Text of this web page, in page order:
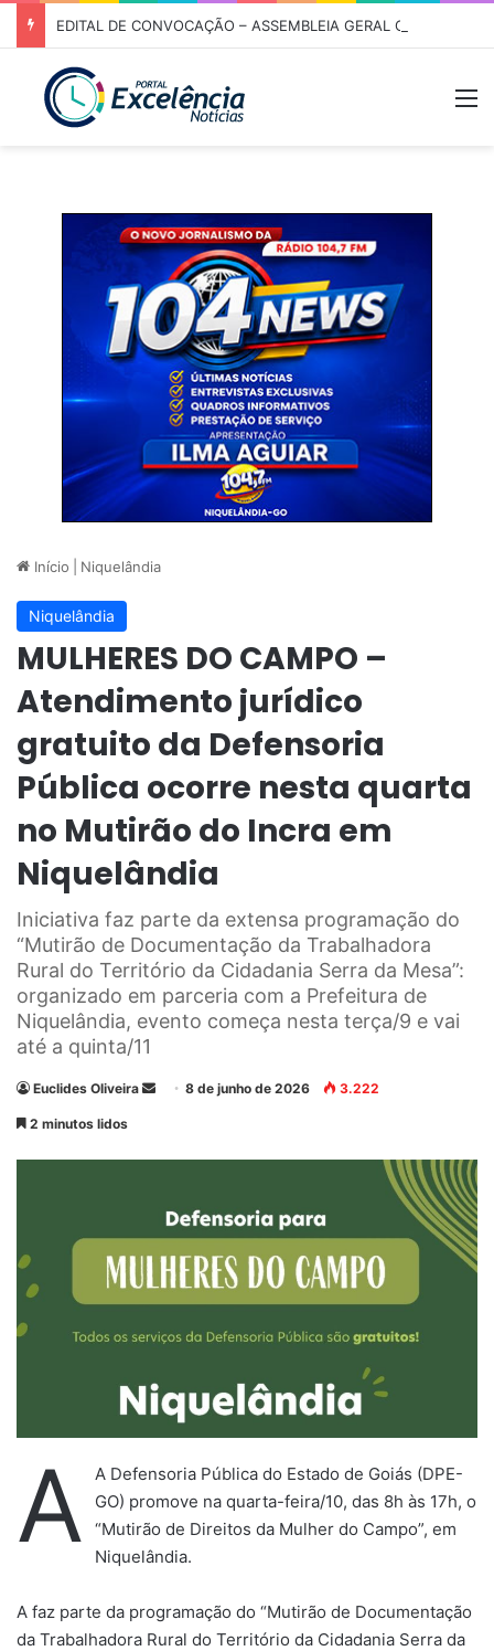
Início Niquelândia
Niquelândia
MULHERES DO CAMPO –
Atendimento jurídico
gratuito da Defensoria
Pública ocorre nesta quarta
no Mutirão do Incra em
Niquelândia
Iniciativa faz parte da extensa programação do
“Mutirão de Documentação da Trabalhadora
Rural do Território da Cidadania Serra da Mesa”:
organizado em parceria com a Prefeitura de
Niquelândia, evento começa nesta terça/9 e vai
até a quinta/11
Euclides Oliveira
-
i
8 de junho de 2026 3.222
2 minutos lidos
A
A Defensoria Pública do Estado de Goiás (DPE-
GO) promove na quarta-feira/10, das 8h às 17h, o
“Mutirão de Direitos da Mulher do Campo”, em
Niquelândia.
A faz parte da programação do “Mutirão de Documentação
da Trabalhadora Rural do Território da Cidadania Serra da